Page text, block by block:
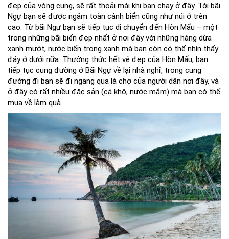
đẹp của vòng cung, sẽ rất thoải mái khi bạn chạy ở đây. Tới bãi
Ngự bạn sẽ được ngắm toàn cảnh biển cũng như núi ở trên
cao. Từ bãi Ngự bạn sẽ tiếp tục di chuyển đến Hòn Mấu – một
trong những bãi biển đẹp nhất ở nơi đây với những hàng dừa
xanh mướt, nước biển trong xanh mà bạn còn có thể nhìn thấy
đáy ở dưới nữa. Thưởng thức hết vẻ đẹp của Hòn Mấu, bạn
tiếp tục cung đường ở Bãi Ngự về lại nhà nghỉ, trong cung
đường đi bạn sẽ đi ngang qua là chợ của người dân nơi đây, và
ở đây có rất nhiều đặc sản (cá khô, nước mắm) mà bạn có thể
mua về làm quà.